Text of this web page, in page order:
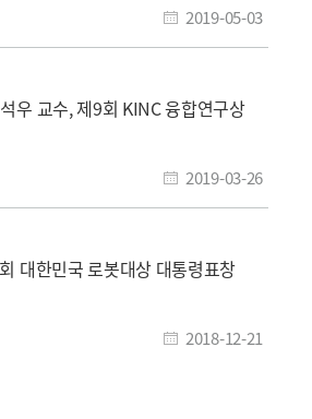
2019-05-03
우 교수, 제9회 KINC 융합연구상
2019-03-26
대한민국 로봇대상 대통령표창
2018-12-21